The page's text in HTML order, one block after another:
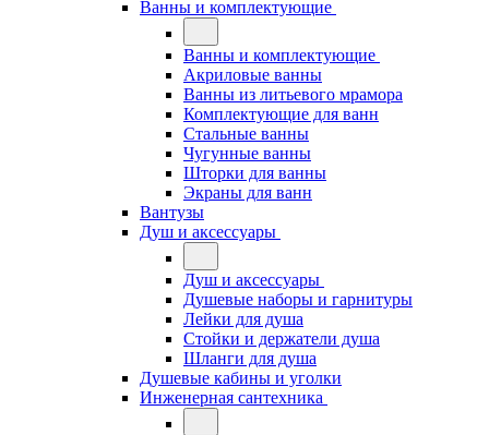
Ванны и комплектующие
Ванны и комплектующие
Акриловые ванны
Ванны из литьевого мрамора
Комплектующие для ванн
Стальные ванны
Чугунные ванны
Шторки для ванны
Экраны для ванн
Вантузы
Душ и аксессуары
Душ и аксессуары
Душевые наборы и гарнитуры
Лейки для душа
Стойки и держатели душа
Шланги для душа
Душевые кабины и уголки
Инженерная сантехника